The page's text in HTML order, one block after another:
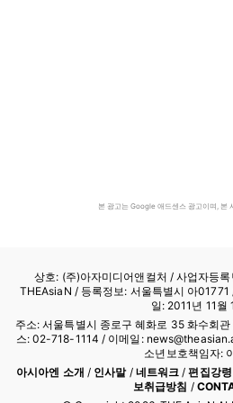
본 광고는 Google 애드센스 광고이며, 본
상호: (주)아자미디어앤컬처 /사업자등
THEAsiaN / 등록정보: 서울특별시 아
일: 2011년 11월
주소: 서울특별시 종로구 혜화로 35 화수회
스: 02-718-1114 / 이메일:
소년보호책임자:
아시아엔 소개 / 인사말/ 네트워크 /편집강
보취급방침 /